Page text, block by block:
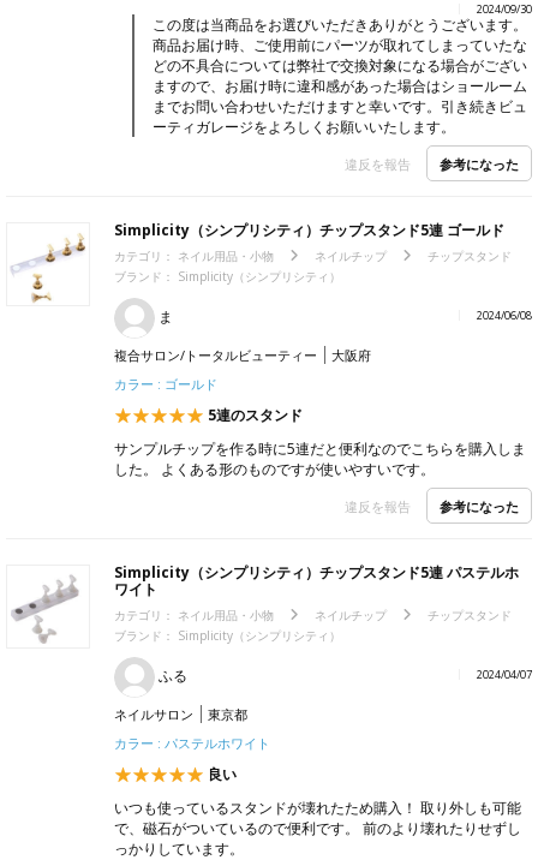
2024/09/30
この度は当商品をお選びいただきありがとうございます。
商品お届け時、ご使用前にパーツが取れてしまっていたな
どの不具合については弊社で交換対象になる場合がござい
ますので、お届け時に違和感があった場合はショールーム
までお問い合わせいただけますと幸いです。引き続きビュ
ーティガレージをよろしくお願いいたします。
違反を報告 参考になった
Simplicity（シンプリシティ）チップスタンド5連 ゴールド
カテゴリ： ネイル用品・小物 ネイルチップ
チップスタンド
ブランド： Simplicity（シンプリシティ）
ま 2024/06/08
複合サロン/トータルビューティー
大阪府
カラー : ゴールド
5連のスタンド
サンプルチップを作る時に5連だと便利なのでこちらを購入しま
した。 よくある形のものですが使いやすいです。
違反を報告 参考になった
Simplicity（シンプリシティ）チップスタンド5連 パステルホ
ワイト
カテゴリ： ネイル用品・小物 ネイルチップ
チップスタンド
ブランド： Simplicity（シンプリシティ）
ふる 2024/04/07
ネイルサロン
東京都
カラー : パステルホワイト
良い
いつも使っているスタンドが壊れたため購入！ 取り外しも可能
で、磁石がついているので便利です。 前のより壊れたりせずし
っかりしています。